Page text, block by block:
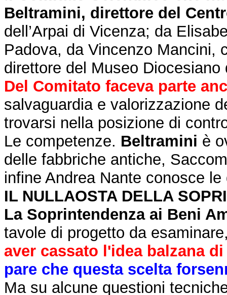
Beltramini, direttore del
dell’Arpai di Vicenza; da
Padova, da Vincenzo Mancini,
direttore del Museo Diocesiano
Del Comitato faceva parte
salvaguardia e valorizzazione
trovarsi nella posizione di
Le competenze. Beltramini è
delle fabbriche antiche,
infine Andrea Nante conosce
IL NULLAOSTA DELLA
La Soprintendenza ai Beni
tavole di progetto da
aver cassato l'idea balzana
pare che questa scelta
Ma su alcune questioni